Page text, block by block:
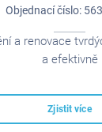
Objednací číslo:
a renovace
a efektivně
Zjistit více